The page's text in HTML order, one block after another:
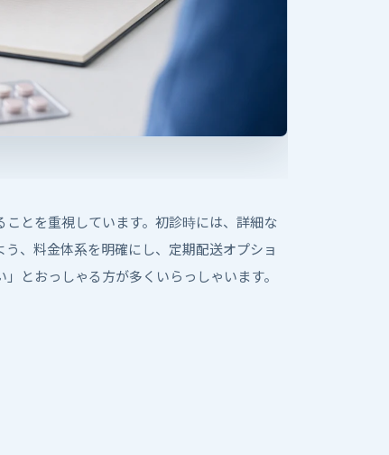
とを重視しています。初診時には、詳細な
、料金体系を明確にし、定期配送オプショ
とおっしゃる方が多くいらっしゃいます。